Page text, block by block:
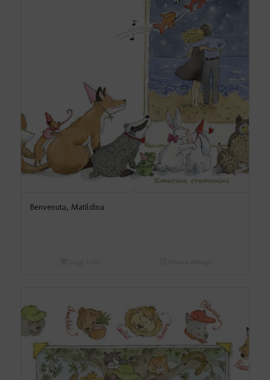
Benvenuta, Matildina